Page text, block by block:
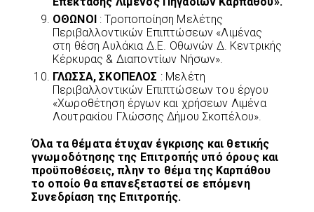
ΟΘΩΝΟΙ : Τροποποίηση Μελέτης
Περιβαλλοντικών Επιπτώσεων «Λιμένας
στη θέση Αυλάκια Δ.Ε. Οθωνών Δ. Κεντρικής
Κέρκυρας & Διαποντίων Νήσων».
ΓΛΩΣΣΑ, ΣΚΟΠΕΛΟΣ : Μελέτη
Περιβαλλοντικών Επιπτώσεων του έργου
«Χωροθέτηση έργων και χρήσεων Λιμένα
Λουτρακίου Γλώσσης Δήμου Σκοπέλου».
Όλα τα θέματα έτυχαν έγκρισης και θετικής
γνωμοδότησης της Επιτροπής υπό όρους και
προϋποθέσεις, πλην το θέμα της Καρπάθου
το οποίο θα επανεξεταστεί σε επόμενη
Συνεδρίαση της Επιτροπής.